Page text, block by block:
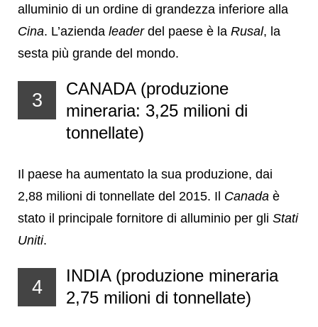
alluminio di un ordine di grandezza inferiore alla
Cina. L’azienda leaderdel paese è la Rusal, la
sesta più grande del mondo.
3
CANADA (produzione
mineraria: 3,25 milioni di
tonnellate)
Il paese ha aumentato la sua produzione, dai
2,88 milioni di tonnellate del 2015. Il Canada è
stato il principale fornitore di alluminio per gli Stati
Uniti.
4
INDIA (produzione mineraria
2,75 milioni di tonnellate)